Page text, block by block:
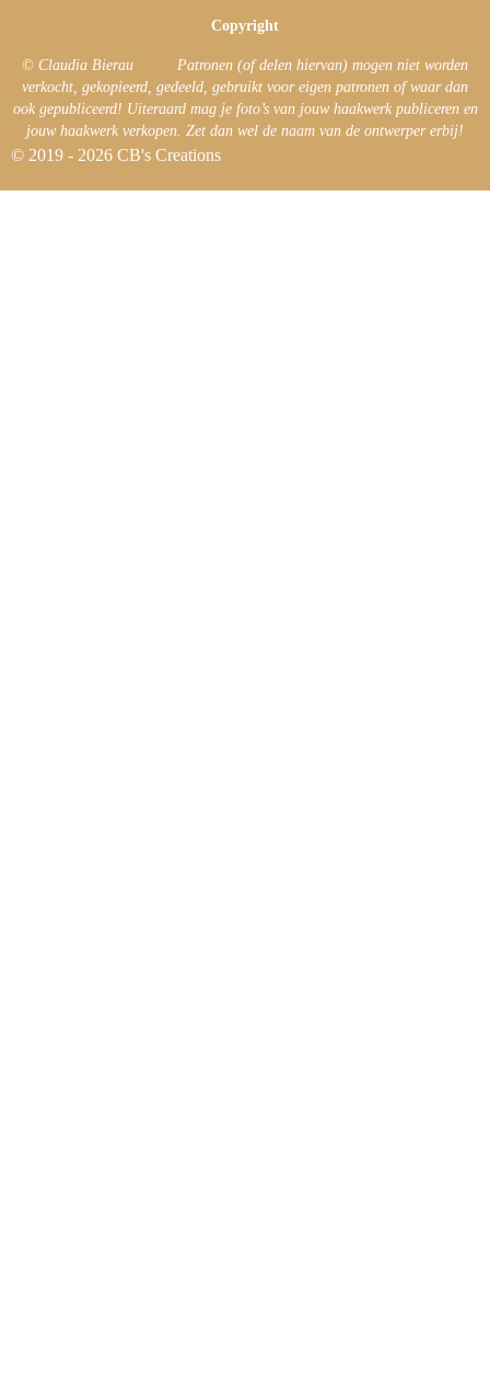
Copyright
© Claudia Bierau Patronen (of delen hiervan) mogen niet worden
verkocht, gekopieerd, gedeeld, gebruikt voor eigen patronen of waar dan
ook gepubliceerd! Uiteraard mag je foto’s van jouw haakwerk publiceren en
jouw haakwerk verkopen. Zet dan wel de naam van de ontwerper erbij!
© 2019 - 2026 CB's Creations